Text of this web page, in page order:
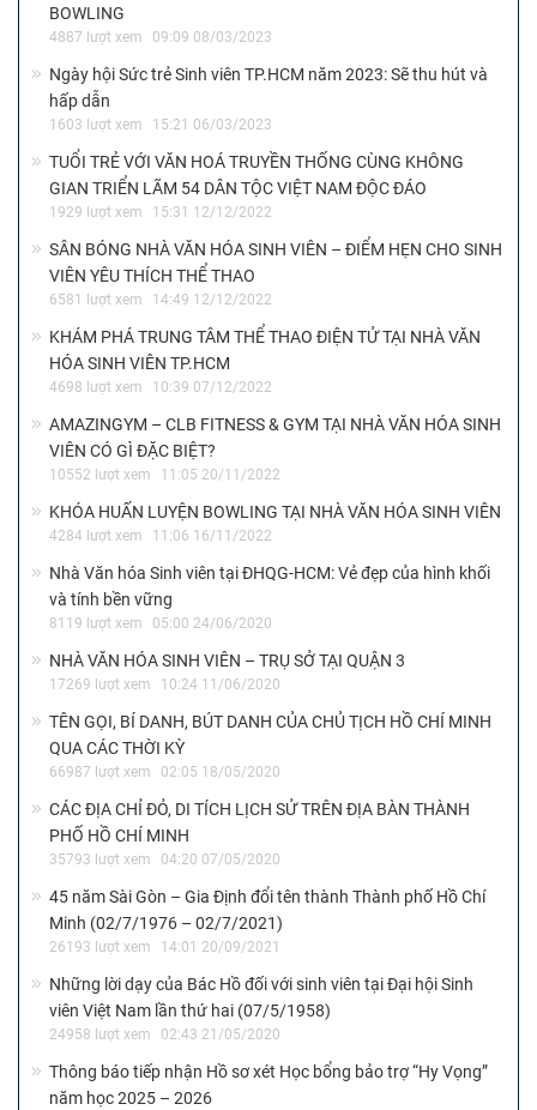
BOWLING
4887 lượt xem 09:09 08/03/2023
Ngày hội Sức trẻ Sinh viên TP.HCM năm 2023: Sẽ thu hút và
hấp dẫn
1603 lượt xem 15:21 06/03/2023
TUỔI TRẺ VỚI VĂN HOÁ TRUYỀN THỐNG CÙNG KHÔNG
GIAN TRIỂN LÃM 54 DÂN TỘC VIỆT NAM ĐỘC ĐÁO
1929 lượt xem 15:31 12/12/2022
SÂN BÓNG NHÀ VĂN HÓA SINH VIÊN – ĐIỂM HẸN CHO SINH
VIÊN YÊU THÍCH THỂ THAO
6581 lượt xem 14:49 12/12/2022
KHÁM PHÁ TRUNG TÂM THỂ THAO ĐIỆN TỬ TẠI NHÀ VĂN
HÓA SINH VIÊN TP.HCM
4698 lượt xem 10:39 07/12/2022
AMAZINGYM – CLB FITNESS & GYM TẠI NHÀ VĂN HÓA SINH
VIÊN CÓ GÌ ĐẶC BIỆT?
10552 lượt xem 11:05 20/11/2022
KHÓA HUẤN LUYỆN BOWLING TẠI NHÀ VĂN HÓA SINH VIÊN
4284 lượt xem 11:06 16/11/2022
Nhà Văn hóa Sinh viên tại ĐHQG-HCM: Vẻ đẹp của hình khối
và tính bền vững
8119 lượt xem 05:00 24/06/2020
NHÀ VĂN HÓA SINH VIÊN – TRỤ SỞ TẠI QUẬN 3
17269 lượt xem 10:24 11/06/2020
TÊN GỌI, BÍ DANH, BÚT DANH CỦA CHỦ TỊCH HỒ CHÍ MINH
QUA CÁC THỜI KỲ
66987 lượt xem 02:05 18/05/2020
CÁC ĐỊA CHỈ ĐỎ, DI TÍCH LỊCH SỬ TRÊN ĐỊA BÀN THÀNH
PHỐ HỒ CHÍ MINH
35793 lượt xem 04:20 07/05/2020
45 năm Sài Gòn – Gia Định đổi tên thành Thành phố Hồ Chí
Minh (02/7/1976 – 02/7/2021)
26193 lượt xem 14:01 20/09/2021
Những lời dạy của Bác Hồ đối với sinh viên tại Đại hội Sinh
viên Việt Nam lần thứ hai (07/5/1958)
24958 lượt xem 02:43 21/05/2020
Thông báo tiếp nhận Hồ sơ xét Học bổng bảo trợ “Hy Vọng”
năm học 2025 – 2026